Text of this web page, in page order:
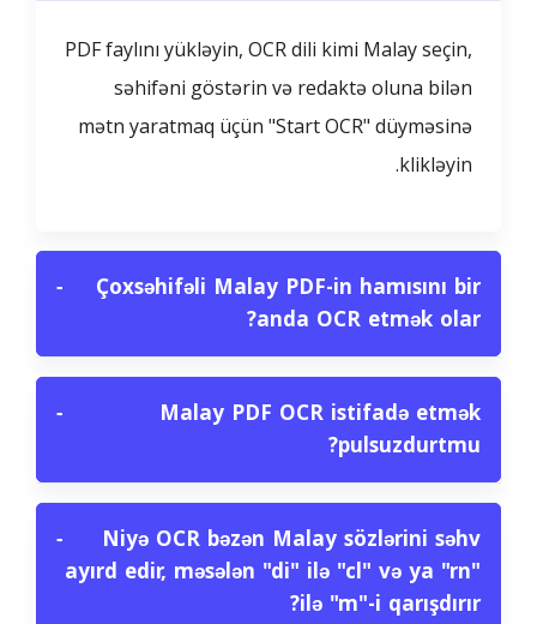
PDF faylını yükləyin, OCR dili kimi Malay seçin,
səhifəni göstərin və redaktə oluna bilən
mətn yaratmaq üçün "Start OCR" düyməsinə
klikləyin.
Çoxsəhifəli Malay PDF-in hamısını bir
anda OCR etmək olar?
−
Malay PDF OCR istifadə etmək
pulsuzdurtmu?
−
Niyə OCR bəzən Malay sözlərini səhv
ayırd edir, məsələn "di" ilə "cl" və ya "rn"
ilə "m"-i qarışdırır?
−